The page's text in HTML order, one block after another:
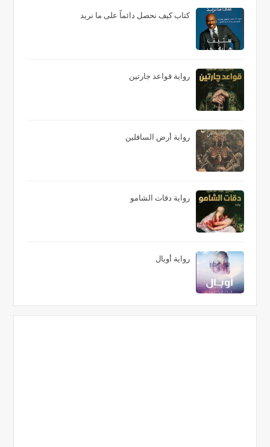
كتاب كيف نحصل دائماً على ما نريد
رواية قواعد جارتين
رواية أرض السافلين
رواية دقات الشامو
رواية أوبال